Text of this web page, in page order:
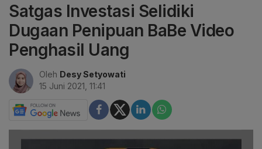
Satgas Investasi Selidiki
Dugaan Penipuan BaBe Video
Penghasil Uang
Oleh Desy Setyowati
15 Juni 2021, 11:41